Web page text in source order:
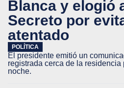
Blanca y elogió
Secreto por
atentado
POLÍTICA
El presidente emitió un
registrada cerca de la
noche.